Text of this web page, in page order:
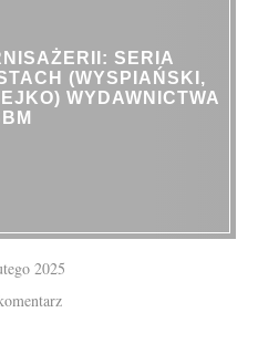
SERIA
(WYSPIAŃSKI,
WYDAWNICTWA
2025